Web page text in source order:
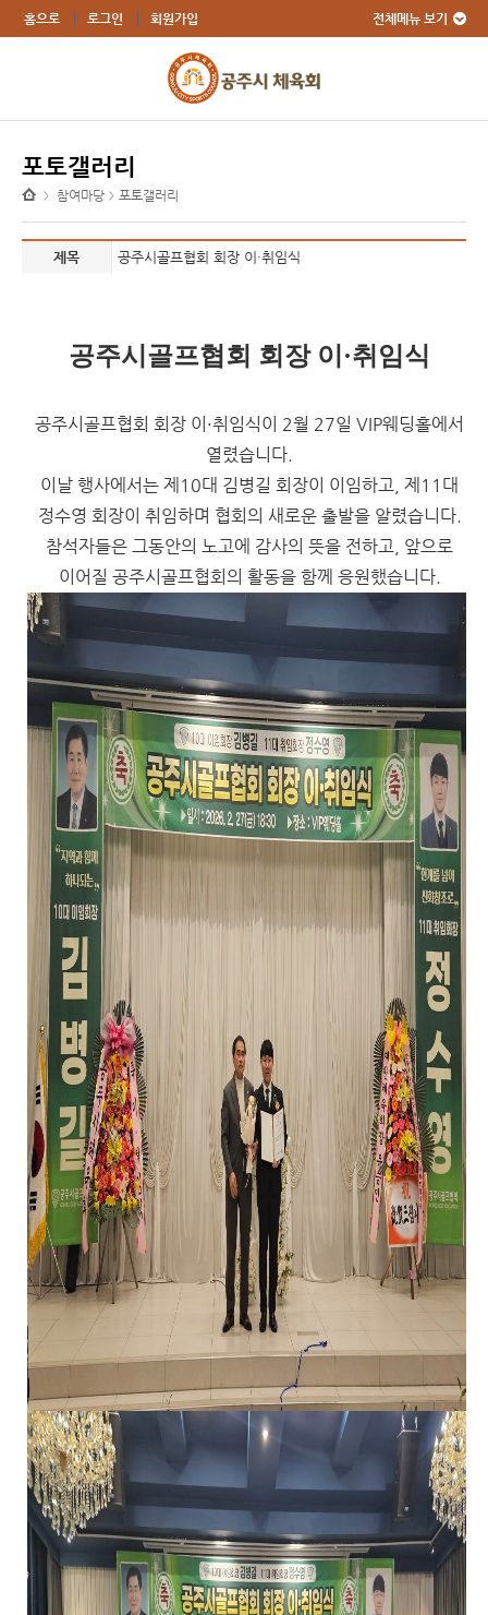
홈으로 로그인 회원가입 전체메뉴 보기
포토갤러리
> 참여마당 > 포토갤러리
제목 공주시골프협회 회장 이·취임식
공주시골프협회 회장 이·취임식
공주시골프협회 회장 이·취임식이 2월 27일 VIP웨딩홀에서
열렸습니다.
이날 행사에서는 제10대 김병길 회장이 이임하고, 제11대
정수영 회장이 취임하며 협회의 새로운 출발을 알렸습니다.
참석자들은 그동안의 노고에 감사의 뜻을 전하고, 앞으로
이어질 공주시골프협회의 활동을 함께 응원했습니다.